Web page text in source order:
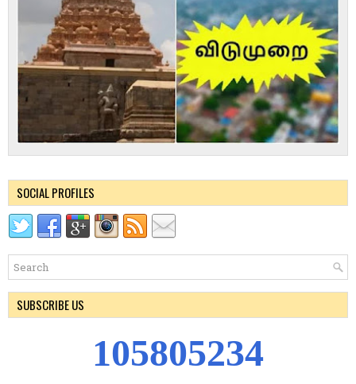
SOCIAL PROFILES
SUBSCRIBE US
105805234